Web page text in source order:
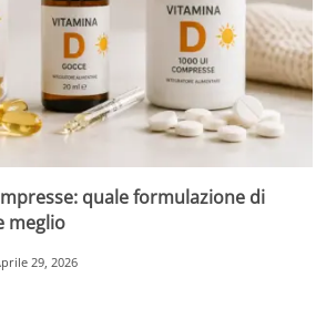
quale formulazione di
meglio
29, 2026